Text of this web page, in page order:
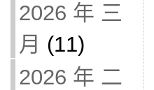
2026 年 三
月 (11)
2026 年 二